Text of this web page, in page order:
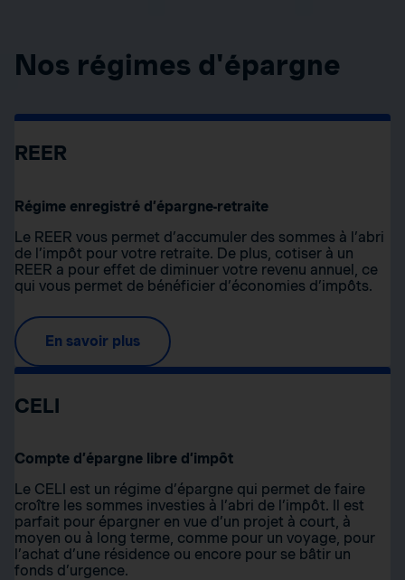
Nos régimes d'épargne
REER
Régime enregistré d’épargne-retraite
Le REER vous permet d’accumuler des sommes à l’abri
de l’impôt pour votre retraite. De plus, cotiser à un
REER a pour effet de diminuer votre revenu annuel, ce
qui vous permet de bénéficier d’économies d’impôts.
En savoir plus
CELI
Compte d’épargne libre d’impôt
Le CELI est un régime d’épargne qui permet de faire
croître les sommes investies à l’abri de l’impôt. Il est
parfait pour épargner en vue d’un projet à court, à
moyen ou à long terme, comme pour un voyage, pour
l’achat d’une résidence ou encore pour se bâtir un
fonds d’urgence.